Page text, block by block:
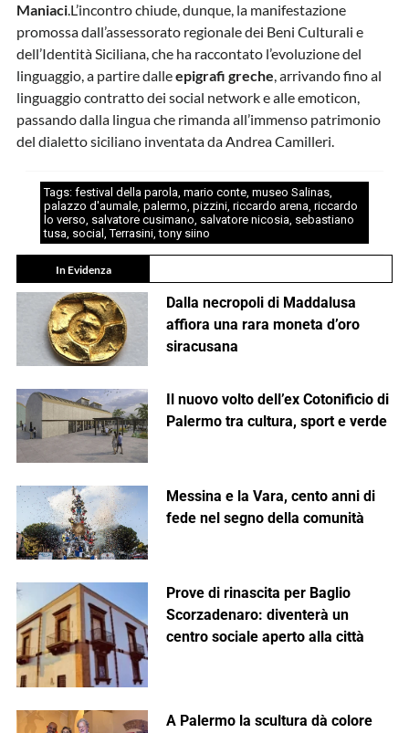
Maniaci.L’incontro chiude, dunque, la manifestazione
promossa dall’assessorato regionale dei Beni Culturali e
dell’Identità Siciliana, che ha raccontato l’evoluzione del
linguaggio, a partire dalleepigrafi greche, arrivando fino al
linguaggio contratto dei social network e alle emoticon,
passando dalla lingua che rimanda all’immenso patrimonio
del dialetto siciliano inventata da Andrea Camilleri.
Tags: festival della parola, mario conte, museo Salinas,
palazzo d'aumale, palermo, pizzini, riccardo arena, riccardo
lo verso, salvatore cusimano, salvatore nicosia, sebastiano
tusa, social ,Terrasini,tony siino
In Evidenza
Dalla necropoli di Maddalusa
affiora una rara moneta d’oro
siracusana
Il nuovo volto dell’ex Cotonificio di
Palermo tra cultura, sport e verde
Messina e la Vara, cento anni di
fede nel segno della comunità
Prove di rinascita per Baglio
Scorzadenaro: diventerà un
centro sociale aperto alla città
A Palermo la scultura dà colore